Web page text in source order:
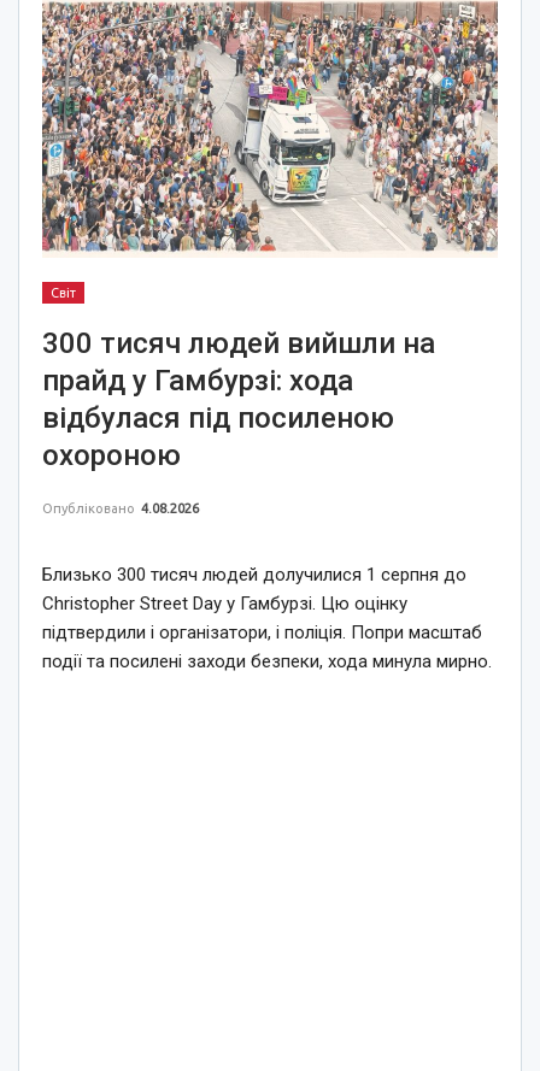
Світ
300 тисяч людей вийшли на
прайд у Гамбурзі: хода
відбулася під посиленою
охороною
Опубліковано 4.08.2026
Близько 300 тисяч людей долучилися 1 серпня до
Christopher Street Day у Гамбурзі. Цю оцінку
підтвердили і організатори, і поліція. Попри масштаб
події та посилені заходи безпеки, хода минула мирно.